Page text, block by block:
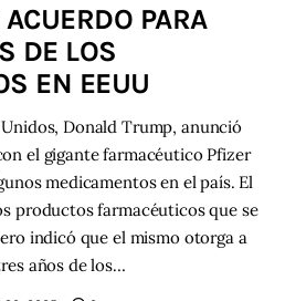
PARA
DE LOS
EN EEUU
Donald Trump, anunció
el gigante farmacéutico Pfizer
medicamentos en el país. El
productos farmacéuticos que se
indicó que el mismo otorga a
años de los…